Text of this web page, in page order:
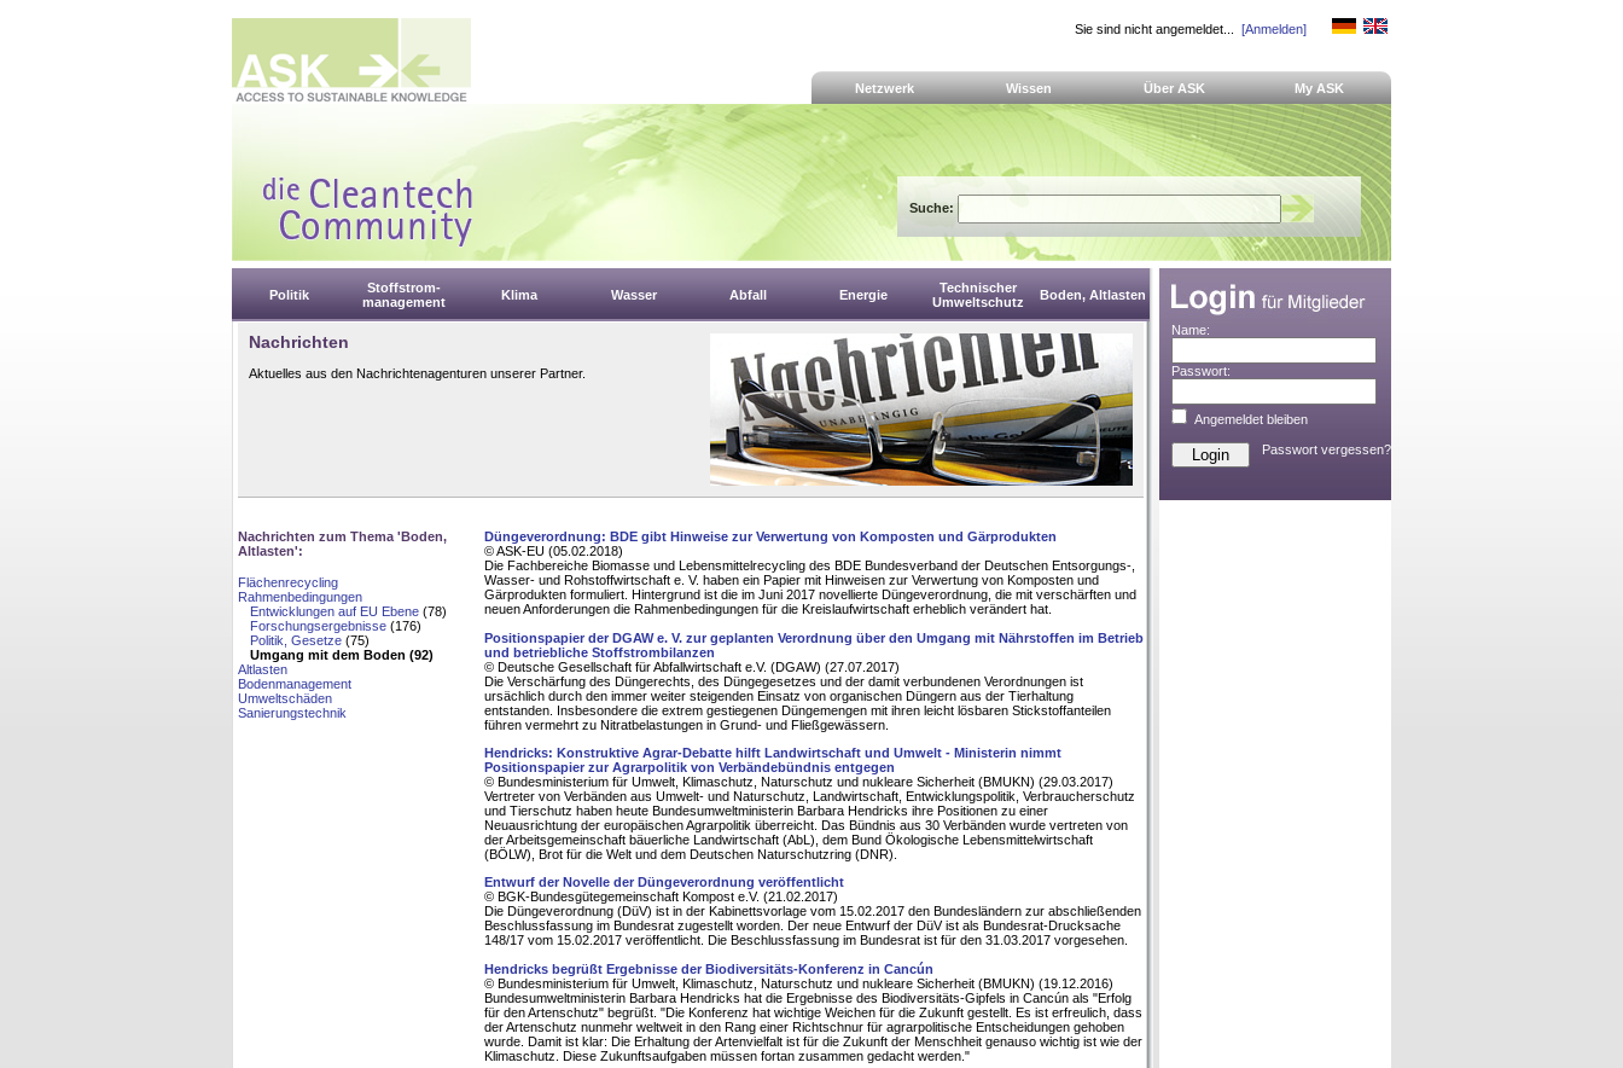
Sie sind nicht angemeldet... [Anmelden]
Netzwerk Wissen Über ASK My ASK
Suche:
Politik
Stoffstrom-
management
Klima Wasser Abfall Energie
Technischer
Umweltschutz
Boden, Altlasten
Nachrichten
Aktuelles aus den Nachrichtenagenturen unserer Partner.
Nachrichten zum Thema 'Boden,
Altlasten':
Flächenrecycling
Rahmenbedingungen
Entwicklungen auf EU Ebene (78)
Forschungsergebnisse (176)
Politik, Gesetze (75)
Umgang mit dem Boden (92)
Altlasten
Bodenmanagement
Umweltschäden
Sanierungstechnik
Düngeverordnung: BDE gibt Hinweise zur Verwertung von Komposten und Gärprodukten
© ASK-EU (05.02.2018)
Die Fachbereiche Biomasse und Lebensmittelrecycling des BDE Bundesverband der Deutschen Entsorgungs-,
Wasser- und Rohstoffwirtschaft e. V. haben ein Papier mit Hinweisen zur Verwertung von Komposten und
Gärprodukten formuliert. Hintergrund ist die im Juni 2017 novellierte Düngeverordnung, die mit verschärften und
neuen Anforderungen die Rahmenbedingungen für die Kreislaufwirtschaft erheblich verändert hat.
Positionspapier der DGAW e. V. zur geplanten Verordnung über den Umgang mit Nährstoffen im Betrieb
und betriebliche Stoffstrombilanzen
© Deutsche Gesellschaft für Abfallwirtschaft e.V. (DGAW) (27.07.2017)
Die Verschärfung des Düngerechts, des Düngegesetzes und der damit verbundenen Verordnungen ist
ursächlich durch den immer weiter steigenden Einsatz von organischen Düngern aus der Tierhaltung
entstanden. Insbesondere die extrem gestiegenen Düngemengen mit ihren leicht lösbaren Stickstoffanteilen
führen vermehrt zu Nitratbelastungen in Grund- und Fließgewässern.
Hendricks: Konstruktive Agrar-Debatte hilft Landwirtschaft und Umwelt - Ministerin nimmt
Positionspapier zur Agrarpolitik von Verbändebündnis entgegen
© Bundesministerium für Umwelt, Klimaschutz, Naturschutz und nukleare Sicherheit (BMUKN) (29.03.2017)
Vertreter von Verbänden aus Umwelt- und Naturschutz, Landwirtschaft, Entwicklungspolitik, Verbraucherschutz
und Tierschutz haben heute Bundesumweltministerin Barbara Hendricks ihre Positionen zu einer
Neuausrichtung der europäischen Agrarpolitik überreicht. Das Bündnis aus 30 Verbänden wurde vertreten von
der Arbeitsgemeinschaft bäuerliche Landwirtschaft (AbL), dem Bund Ökologische Lebensmittelwirtschaft
(BÖLW), Brot für die Welt und dem Deutschen Naturschutzring (DNR).
Entwurf der Novelle der Düngeverordnung veröffentlicht
© BGK-Bundesgütegemeinschaft Kompost e.V. (21.02.2017)
Die Düngeverordnung (DüV) ist in der Kabinettsvorlage vom 15.02.2017 den Bundesländern zur abschließenden
Beschlussfassung im Bundesrat zugestellt worden. Der neue Entwurf der DüV ist als Bundesrat-Drucksache
148/17 vom 15.02.2017 veröffentlicht. Die Beschlussfassung im Bundesrat ist für den 31.03.2017 vorgesehen.
Hendricks begrüßt Ergebnisse der Biodiversitäts-Konferenz in Cancún
© Bundesministerium für Umwelt, Klimaschutz, Naturschutz und nukleare Sicherheit (BMUKN) (19.12.2016)
Bundesumweltministerin Barbara Hendricks hat die Ergebnisse des Biodiversitäts-Gipfels in Cancún als "Erfolg
für den Artenschutz" begrüßt. "Die Konferenz hat wichtige Weichen für die Zukunft gestellt. Es ist erfreulich, dass
der Artenschutz nunmehr weltweit in den Rang einer Richtschnur für agrarpolitische Entscheidungen gehoben
wurde. Damit ist klar: Die Erhaltung der Artenvielfalt ist für die Zukunft der Menschheit genauso wichtig ist wie der
Klimaschutz. Diese Zukunftsaufgaben müssen fortan zusammen gedacht werden."
Name:
Passwort:
Angemeldet bleiben
Passwort vergessen?